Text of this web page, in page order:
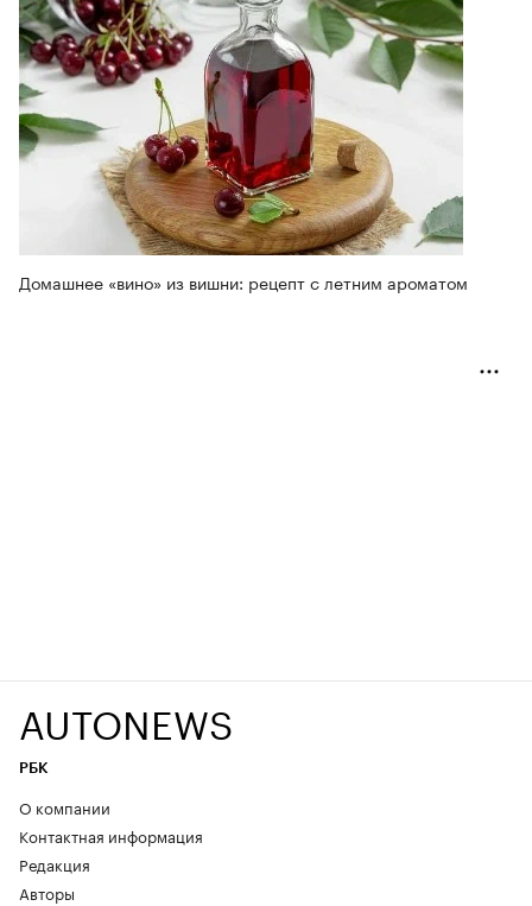
Домашнее «вино» из вишни: рецепт с летним ароматом
AUTONEWS
РБК
О компании
Контактная информация
Редакция
Авторы